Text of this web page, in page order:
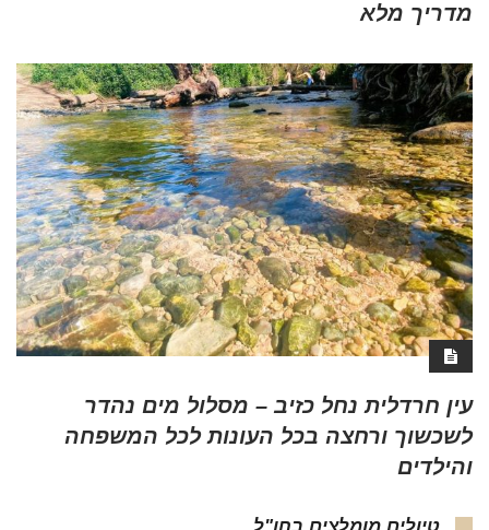
מדריך מלא
עין חרדלית נחל כזיב – מסלול מים נהדר
לשכשוך ורחצה בכל העונות לכל המשפחה
והילדים